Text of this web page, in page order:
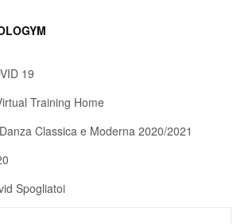
19
Training Home
Classica e Moderna 2020/2021
Spogliatoi